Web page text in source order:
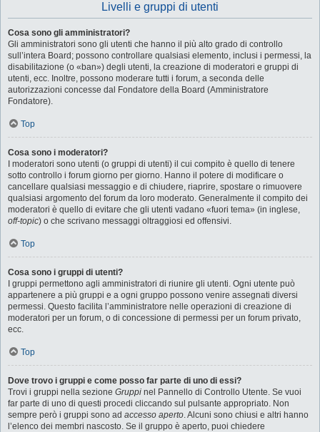
Livelli e gruppi di utenti
Cosa sono gli amministratori?
Gli amministratori sono gli utenti che hanno il più alto grado di controllo
sull’intera Board; possono controllare qualsiasi elemento, inclusi i permessi, la
disabilitazione (o «ban») degli utenti, la creazione di moderatori e gruppi di
utenti, ecc. Inoltre, possono moderare tutti i forum, a seconda delle
autorizzazioni concesse dal Fondatore della Board (Amministratore
Fondatore).
Top
Cosa sono i moderatori?
I moderatori sono utenti (o gruppi di utenti) il cui compito è quello di tenere
sotto controllo i forum giorno per giorno. Hanno il potere di modificare o
cancellare qualsiasi messaggio e di chiudere, riaprire, spostare o rimuovere
qualsiasi argomento del forum da loro moderato. Generalmente il compito dei
moderatori è quello di evitare che gli utenti vadano «fuori tema» (in inglese,
off-topic) o che scrivano messaggi oltraggiosi ed offensivi.
Top
Cosa sono i gruppi di utenti?
I gruppi permettono agli amministratori di riunire gli utenti. Ogni utente può
appartenere a più gruppi e a ogni gruppo possono venire assegnati diversi
permessi. Questo facilita l’amministratore nelle operazioni di creazione di
moderatori per un forum, o di concessione di permessi per un forum privato,
ecc.
Top
Dove trovo i gruppi e come posso far parte di uno di essi?
Trovi i gruppi nella sezione Gruppi nel Pannello di Controllo Utente. Se vuoi
far parte di uno di questi procedi cliccando sul pulsante appropriato. Non
sempre però i gruppi sono ad accesso aperto. Alcuni sono chiusi e altri hanno
l’elenco dei membri nascosto. Se il gruppo è aperto, puoi chiedere